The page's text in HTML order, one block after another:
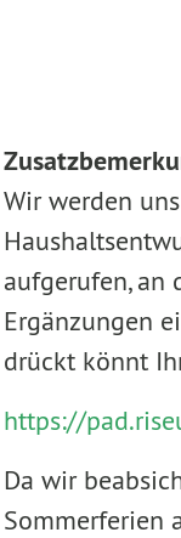
Wir werden
aufgerufen, an
Ergänzungen
drückt könnt
https://
Da wir
Sommerferien